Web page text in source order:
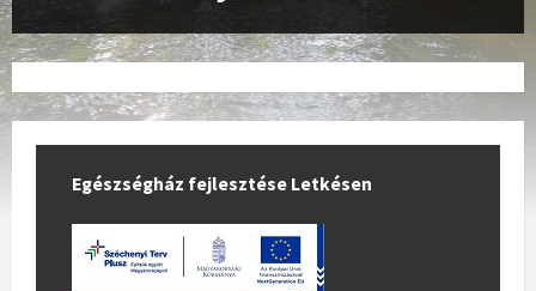
Egészségház fejlesztése Letkésen